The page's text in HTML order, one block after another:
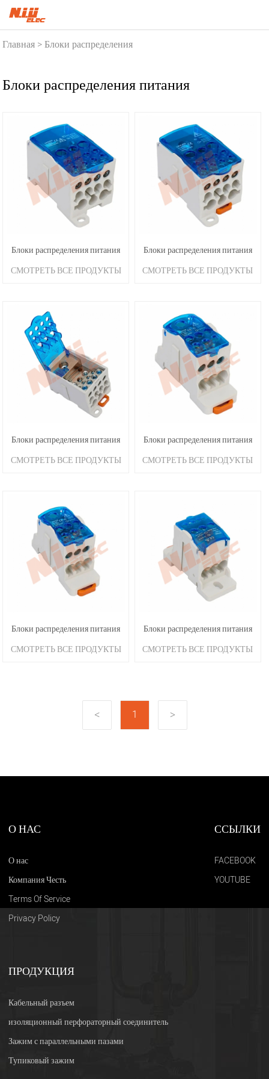
Главная >Блоки распределения
Блоки распределения питания
Блоки распределения питания
UKK 500A
СМОТРЕТЬ ВСЕ ПРОДУКТЫ
Блоки распределения питания
UKK 400A
СМОТРЕТЬ ВСЕ ПРОДУКТЫ
Блоки распределения питания
UKK 250A
СМОТРЕТЬ ВСЕ ПРОДУКТЫ
Блоки распределения питания
UKK 160A
СМОТРЕТЬ ВСЕ ПРОДУКТЫ
Блоки распределения питания
UKK 125A
СМОТРЕТЬ ВСЕ ПРОДУКТЫ
Блоки распределения питания
UKK 80A
СМОТРЕТЬ ВСЕ ПРОДУКТЫ
1
О НАС
О нас
Компания Честь
Terms Of Service
Privacy Policy
ССЫЛКИ
FACEBOOK
YOUTUBE
ПРОДУКЦИЯ
Кабельный разъем
изоляционный перфораторный соединитель
Зажим с параллельными пазами
Тупиковый зажим